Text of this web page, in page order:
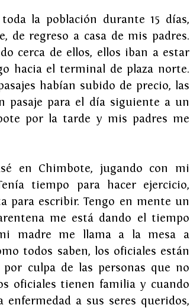
la población durante 15 días,
de regreso a casa de mis padres.
cerca de ellos, ellos iban a estar
hacia el terminal de plaza norte.
habían subido de precio, las
pasaje para el día siguiente a un
por la tarde y mis padres me
en Chimbote, jugando con mi
tiempo para hacer ejercicio,
para escribir. Tengo en mente un
me está dando el tiempo
madre me llama a la mesa a
todos saben, los oficiales están
culpa de las personas que no
oficiales tienen familia y cuando
a sus seres queridos,